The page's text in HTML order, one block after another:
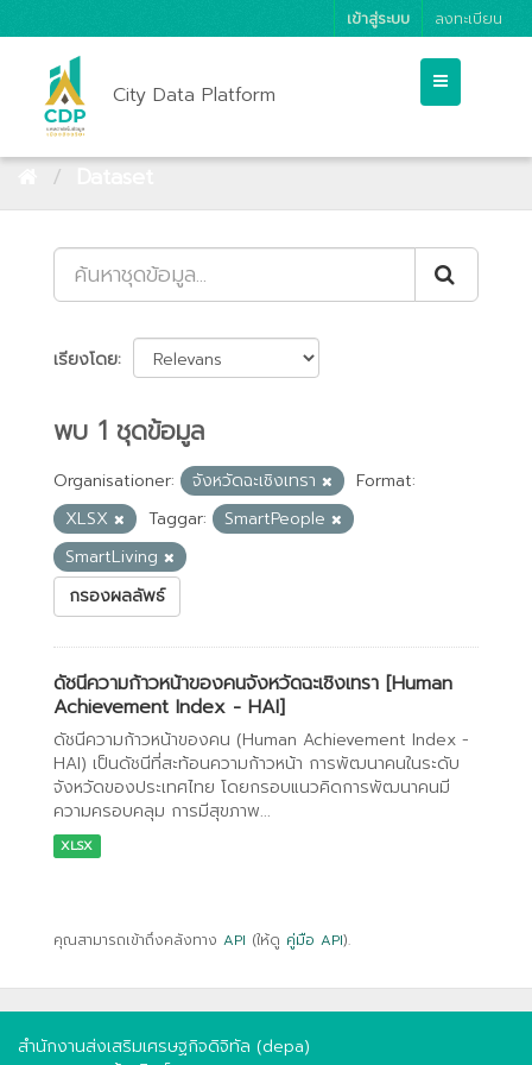
เข้าสู่ระบบ ลงทะเบียน
City Data Platform
เรียงโดย
พบ 1 ชุดข้อมูล
Organisationer: จังหวัดฉะเชิงเทรา
Format:
XLSX
Taggar:
SmartPeople
SmartLiving
กรองผลลัพธ์
ดัชนีความก้าวหน้าของคนจังหวัดฉะเชิงเทรา [Human
Achievement Index - HAI]
ดัชนีความก้าวหน้าของคน (Human Achievement Index -
HAI) เป็นดัชนีที่สะท้อนความก้าวหน้า การพัฒนาคนในระดับ
จังหวัดของประเทศไทย โดยกรอบแนวคิดการพัฒนาคนมี
ความครอบคลุม การมีสุขภาพ...
XLSX
คุณสามารถเข้าถึงคลังทาง API (ให้ดู คู่มือ API).
สำนักงานส่งเสริมเศรษฐกิจดิจิทัล (depa)